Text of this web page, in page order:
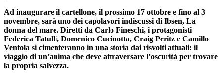
Ad inaugurare il cartellone, il prossimo 17 ottobre e fino al 3
novembre, sarà uno dei capolavori indiscussi di Ibsen, La
donna del mare. Diretti da Carlo Fineschi, i protagonisti
Federica Tatulli, Domenico Cucinotta, Craig Peritz e Camillo
Ventola si cimenteranno in una storia dai risvolti attuali: il
viaggio di un’anima che deve attraversare l’oscurità per trovare
la propria salvezza.